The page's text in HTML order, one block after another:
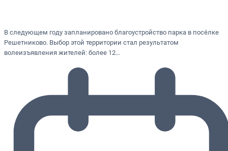
В следующем году запланировано благоустройство парка в посёлке
Решетниково. Выбор этой территории стал результатом
волеизъявления жителей: более 12…